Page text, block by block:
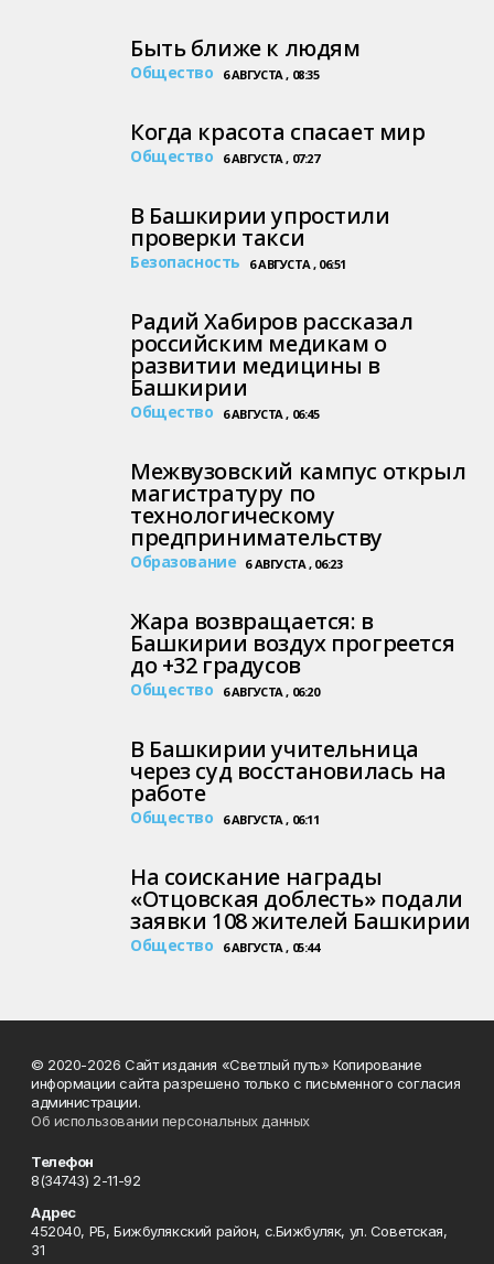
Быть ближе к людям
Общество 6 АВГУСТА , 08:35
Когда красота спасает мир
Общество 6 АВГУСТА , 07:27
В Башкирии упростили
проверки такси
Безопасность 6 АВГУСТА , 06:51
Радий Хабиров рассказал
российским медикам о
развитии медицины в
Башкирии
Общество 6 АВГУСТА , 06:45
Межвузовский кампус открыл
магистратуру по
технологическому
предпринимательству
Образование 6 АВГУСТА , 06:23
Жара возвращается: в
Башкирии воздух прогреется
до +32 градусов
Общество 6 АВГУСТА , 06:20
В Башкирии учительница
через суд восстановилась на
работе
Общество 6 АВГУСТА , 06:11
На соискание награды
«Отцовская доблесть» подали
заявки 108 жителей Башкирии
Общество 6 АВГУСТА , 05:44
© 2020-2026 Сайт издания «Светлый путь» Копирование
информации сайта разрешено только с письменного согласия
администрации.
Об использовании персональных данных
Телефон
8(34743) 2-11-92
Адрес
452040, РБ, Бижбулякский район, с.Бижбуляк, ул. Советская,
31